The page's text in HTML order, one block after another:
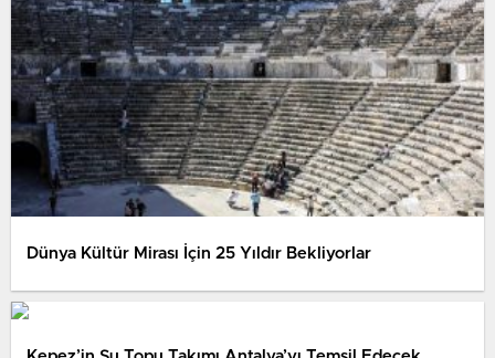
Dünya Kültür Mirası İçin 25 Yıldır Bekliyorlar